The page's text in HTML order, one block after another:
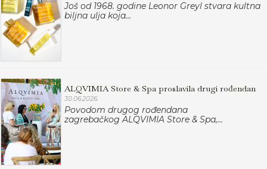
Još od 1968. godine Leonor Greyl stvara kultna
biljna ulja koja...
ALQVIMIA Store & Spa proslavila drugi rođendan
30.06.2026.
Povodom drugog rođendana
zagrebačkog ALQVIMIA Store & Spa,...